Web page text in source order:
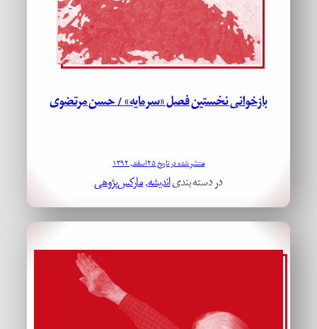
بازخوانی نخستین فصل «سرمایه» / حسن مرتضوی
منتشر شده در تاریخ ۲۵ اسفند, ۱۳۹۲
در دسته بندیاندیشه, مارکس‌پژوهی